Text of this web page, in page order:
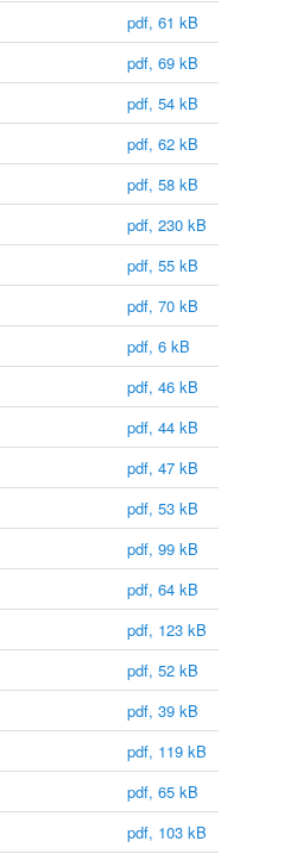
pdf, 61 kB
pdf, 69 kB
pdf, 54 kB
pdf, 62 kB
pdf, 58 kB
pdf, 230 kB
pdf, 55 kB
pdf, 70 kB
pdf, 6 kB
pdf, 46 kB
pdf, 44 kB
pdf, 47 kB
pdf, 53 kB
pdf, 99 kB
pdf, 64 kB
pdf, 123 kB
pdf, 52 kB
pdf, 39 kB
pdf, 119 kB
pdf, 65 kB
pdf, 103 kB